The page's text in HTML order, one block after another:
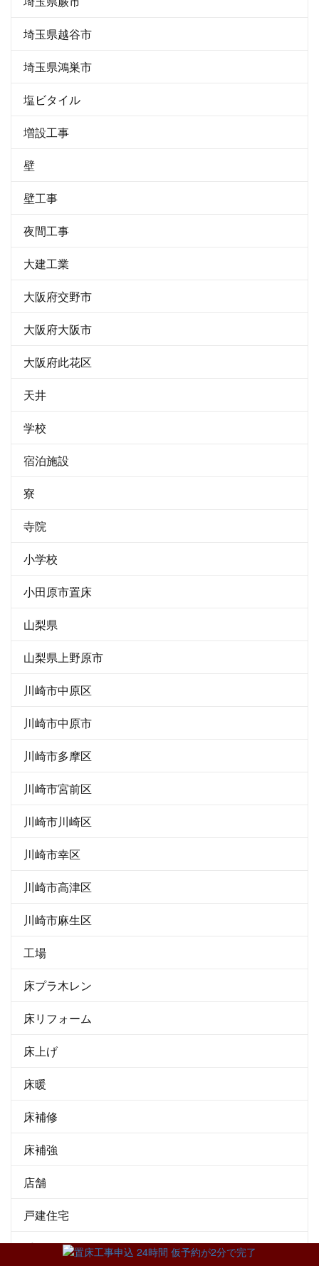
埼玉県越谷市
埼玉県鴻巣市
塩ビタイル
増設工事
壁
壁工事
夜間工事
大建工業
大阪府交野市
大阪府大阪市
大阪府此花区
天井
学校
宿泊施設
寮
寺院
小学校
小田原市置床
山梨県
山梨県上野原市
川崎市中原区
川崎市中原市
川崎市多摩区
川崎市宮前区
川崎市川崎区
川崎市幸区
川崎市高津区
川崎市麻生区
工場
床プラ木レン
床リフォーム
床上げ
床暖
床補修
床補強
店舗
戸建住宅
手すり